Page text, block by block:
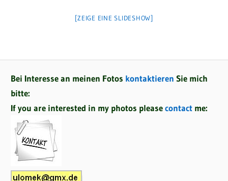
[ZEIGE EINE SLIDESHOW]
Bei Interesse an meinen Fotos kontaktieren Sie mich
bitte:
If you are interested in my photos pleasecontact me: